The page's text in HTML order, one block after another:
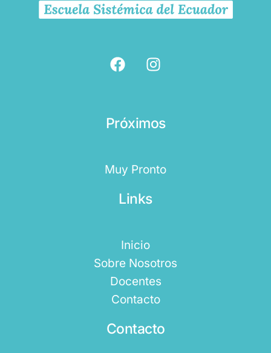
Próximos
Muy Pronto
Links
Inicio
Sobre Nosotros
Docentes
Contacto
Contacto